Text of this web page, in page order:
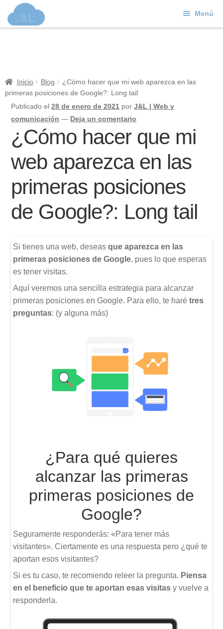
a
al
Menú
Contacto
Soporte
Inicio Blog
¿Cómo hacer que mi web aparezca en las
primeras posiciones de Google?: Long tail
Publicado el28 de enero de 2021 porJ&L | Web y
comunicación — Deja un comentario
¿Cómo hacer que mi
web aparezca en las
primeras posiciones
de Google?: Long tail
Si tienes una web, deseasque aparezca en las
primeras posiciones de Google, pues lo que esperas
es tener visitas.
Aquí veremos una sencilla estrategia para alcanzar
primeras posiciones en Google. Para ello, te harétres
preguntas: (y alguna más)
¿Para qué quieres
alcanzar las primeras
primeras posiciones de
Google?
Seguramente responderás: «Para tener más
visitantes». Ciertamente es una respuesta pero ¿qué te
aportan esos visitantes?
Si es tu caso, te recomiendo releer la pregunta. Piensa
en el beneficio que te aportan esas visitas y vuelve a
responderla.